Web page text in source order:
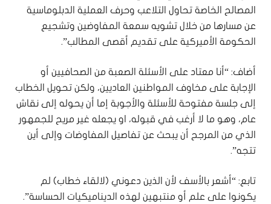
المصالح الخاصة تحاول التلاعب وحرف العملية الدبلوماسية
عن مسارها من خلال تشويه سمعة المفاوضين وتشجيع
الحكومة الأميركية على تقديم أقصى المطالب”.
أضاف: “أنا معتاد على الأسئلة الصعبة من الصحافيين أو
الإجابة على مخاوف المواطنين العاديين، ولكن تحويل الخطاب
إلى جلسة مفتوحة للأسئلة والأجوبة إما أن يحوله إلى نقاش
عام، وهو ما لا أرغب في قبوله، او يجعله غير مريح للجمهور
الذي من المرجح أن يبحث عن تفاصيل المفاوضات وإلى أين
تتجه”.
تابع: “أشعر بالأسف لأن الذين دعوني (لالقاء خطاب) لم
يكونوا على علم أو منتبهين لهذه الديناميكيات الحساسة”.